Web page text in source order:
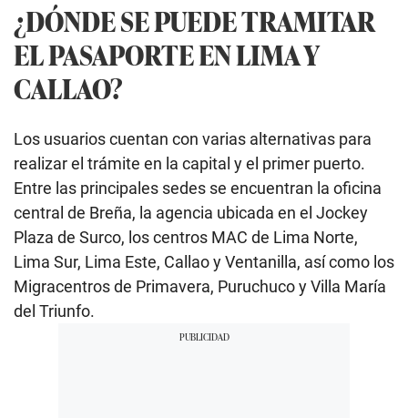
¿DÓNDE SE PUEDE TRAMITAR
EL PASAPORTE EN LIMA Y
CALLAO?
Los usuarios cuentan con varias alternativas para
realizar el trámite en la capital y el primer puerto.
Entre las principales sedes se encuentran la oficina
central de Breña, la agencia ubicada en el Jockey
Plaza de Surco, los centros MAC de Lima Norte,
Lima Sur, Lima Este, Callao y Ventanilla, así como los
Migracentros de Primavera, Puruchuco y Villa María
del Triunfo.